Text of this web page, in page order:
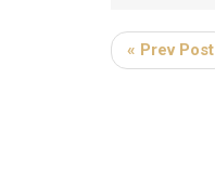
« Prev Post